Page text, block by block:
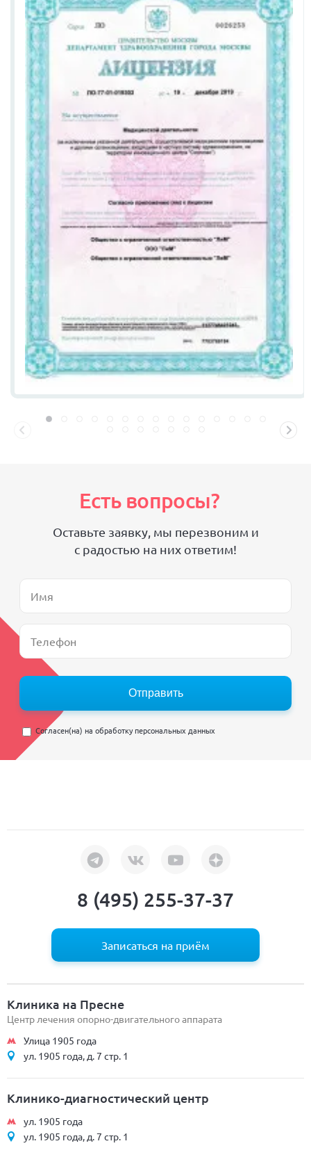
Есть вопросы?
Оставьте заявку, мы перезвоним и
с радостью на них ответим!
Отправить
Согласен(на) на обработку персональных данных
8 (495) 255-37-37
Записаться на приём
Клиника на Пресне
Центр лечения опорно-двигательного аппарата
Улица 1905 года
ул. 1905 года, д. 7 стр. 1
Клинико-диагностический центр
ул. 1905 года
ул. 1905 года, д. 7 стр. 1